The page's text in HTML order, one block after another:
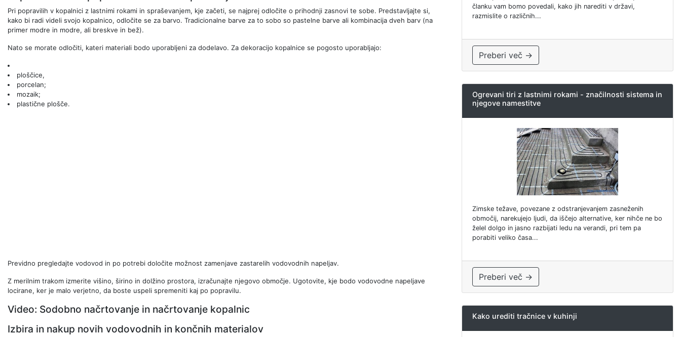
Pri popravilih v kopalnici z lastnimi rokami in spraševanjem, kje začeti, se najprej odločite o prihodnji zasnovi te sobe. Predstavljajte si,
kako bi radi videli svojo kopalnico, odločite se za barvo. Tradicionalne barve za to sobo so pastelne barve ali kombinacija dveh barv (na
primer modre in modre, ali breskve in bež).
Nato se morate odločiti, kateri materiali bodo uporabljeni za dodelavo. Za dekoracijo kopalnice se pogosto uporabljajo:
ploščice,
porcelan;
mozaik;
plastične plošče.
Previdno pregledajte vodovod in po potrebi določite možnost zamenjave zastarelih vodovodnih napeljav.
Z merilnim trakom izmerite višino, širino in dolžino prostora, izračunajte njegovo območje. Ugotovite, kje bodo vodovodne napeljave
locirane, ker je malo verjetno, da boste uspeli spremeniti kaj po popravilu.
Video: Sodobno načrtovanje in načrtovanje kopalnic
Izbira in nakup novih vodovodnih in končnih materialov
članku vam bomo povedali, kako jih narediti v državi,
razmislite o različnih...
Preberi več →
Ogrevani tiri z lastnimi rokami - značilnosti sistema in
njegove namestitve
Zimske težave, povezane z odstranjevanjem zasneženih
območij, narekujejo ljudi, da iščejo alternative, ker nihče ne bo
želel dolgo in jasno razbijati ledu na verandi, pri tem pa
porabiti veliko časa...
Preberi več →
Kako urediti tračnice v kuhinji